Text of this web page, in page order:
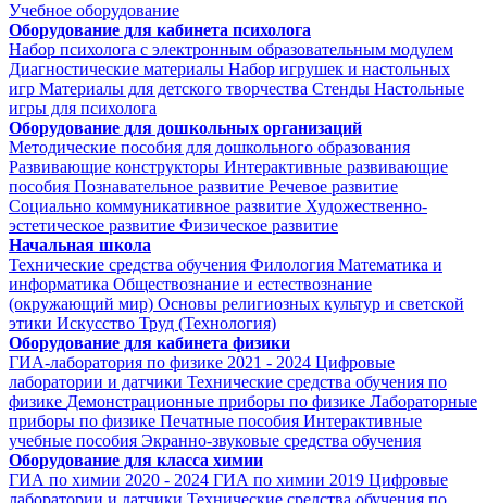
Учебное оборудование
Оборудование для кабинета психолога
Набор психолога с электронным образовательным модулем
Диагностические материалы Набор игрушек и настольных
игр Материалы для детского творчества Стенды Настольные
игры для психолога
Оборудование для дошкольных организаций
Методические пособия для дошкольного образования
Развивающие конструкторы Интерактивные развивающие
пособия Познавательное развитие Речевое развитие
Социально коммуникативное развитие Художественно-
эстетическое развитие Физическое развитие
Начальная школа
Технические средства обучения Филология Математика и
информатика Обществознание и естествознание
(окружающий мир) Основы религиозных культур и светской
этики Искусство Труд (Технология)
Оборудование для кабинета физики
ГИА-лаборатория по физике 2021 - 2024 Цифровые
лаборатории и датчики Технические средства обучения по
физике Демонстрационные приборы по физике Лабораторные
приборы по физике Печатные пособия Интерактивные
учебные пособия Экранно-звуковые средства обучения
Оборудование для класса химии
ГИА по химии 2020 - 2024 ГИА по химии 2019 Цифровые
лаборатории и датчики Технические средства обучения по